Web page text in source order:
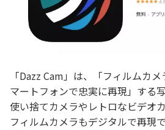
「Dazz Cam」は、「フィルムカ
マートフォンで忠実に再現」する
使い捨てカメラやレトロなビデオ
フィルムカメラもデジタルで再現で